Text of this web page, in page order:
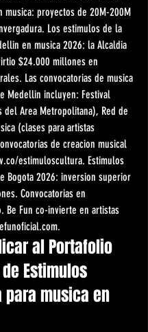
musica: proyectos de 20M-200M
Los estimulos de la
en musica 2026: la Alcaldia
$24.000 millones en
Las convocatorias de musica
Medellin incluyen: Festival
del Area Metropolitana), Red de
(clases para artistas
de creacion musical
estimuloscultura. Estimulos
Bogota 2026: inversion superior
Convocatorias en
Be Fun co-invierte en artistas
al Portafolio
Estimulos
para musica en